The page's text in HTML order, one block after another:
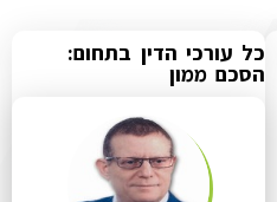
כל עורכי הדין בתחום:
הסכם ממון